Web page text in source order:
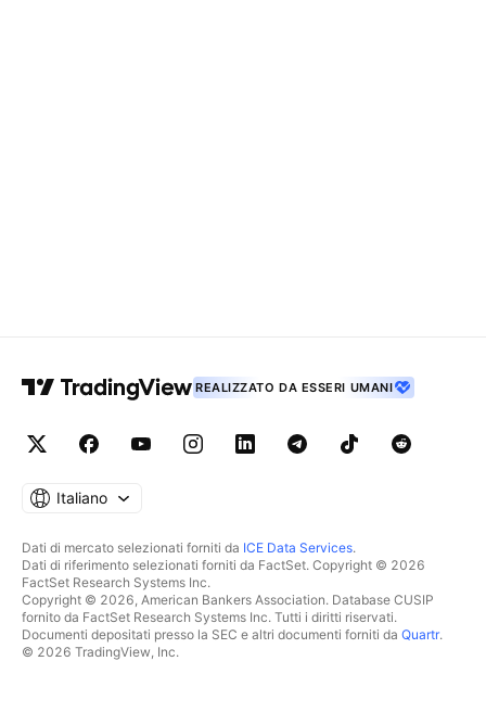
REALIZZATO DA ESSERI UMANI
Italiano
Dati di mercato selezionati forniti da ICE Data Services.
Dati di riferimento selezionati forniti da FactSet. Copyright © 2026
FactSet Research Systems Inc.
Copyright © 2026, American Bankers Association. Database CUSIP
fornito da FactSet Research Systems Inc. Tutti i diritti riservati.
Documenti depositati presso la SEC e altri documenti forniti da Quartr.
© 2026 TradingView, Inc.